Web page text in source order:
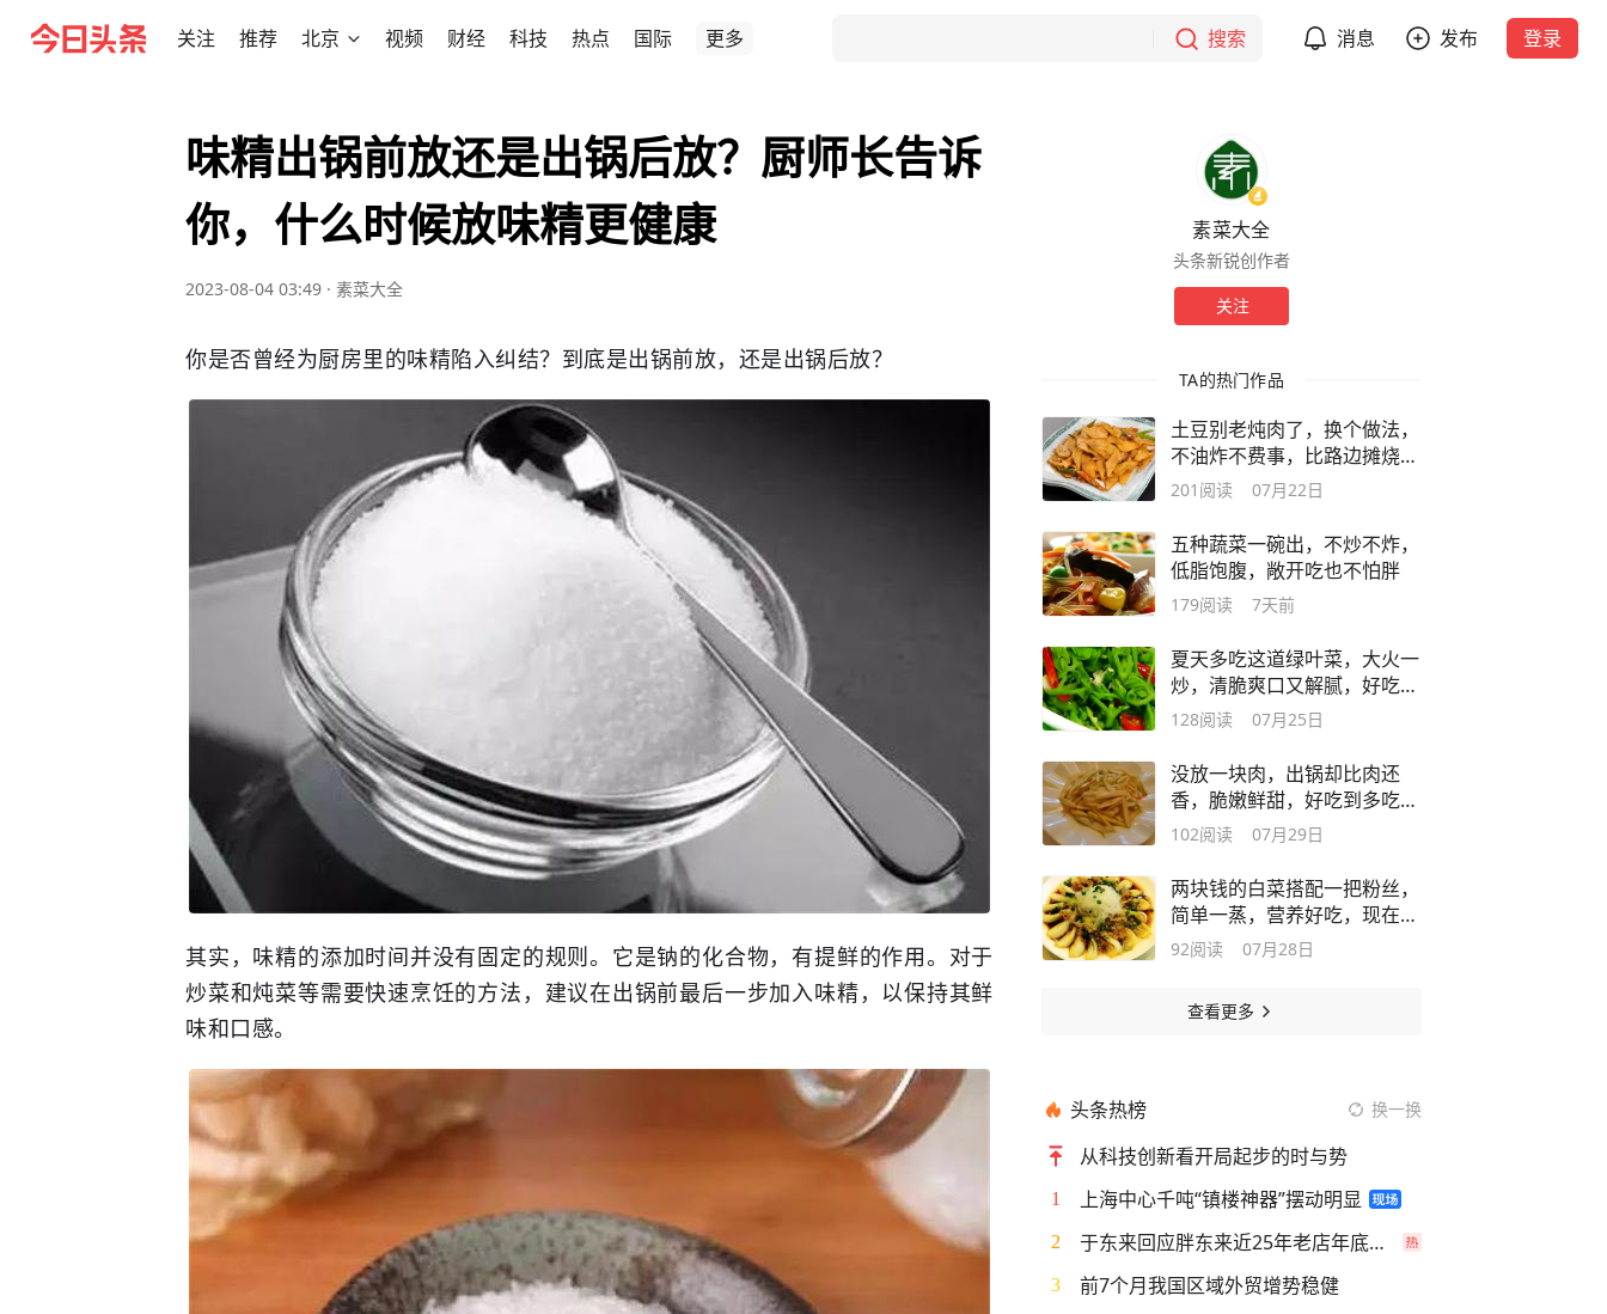
关注 推荐 北京 视频 财经 科技 热点 国际 更多 搜索 消息 发布 登录
味精出锅前放还是出锅后放？厨师长告诉
你，什么时候放味精更健康
2023-08-04 03:49 · 素菜大全
你是否曾经为厨房里的味精陷入纠结？到底是出锅前放，还是出锅后放？
其实，味精的添加时间并没有固定的规则。它是钠的化合物，有提鲜的作用。对于
炒菜和炖菜等需要快速烹饪的方法，建议在出锅前最后一步加入味精，以保持其鲜
味和口感。
素菜大全
头条新锐创作者
关注
TA的热门作品
土豆别老炖肉了，换个做法，
不油炸不费事，比路边摊烧烤
还解馋
201 阅读 07月22日
五种蔬菜一碗出，不炒不炸，
低脂饱腹，敞开吃也不怕胖
179阅读 7天前
夏天多吃这道绿叶菜，大火一
炒，清脆爽口又解腻，好吃不
费事
128阅读 07月25日
没放一块肉，出锅却比肉还
香，脆嫩鲜甜，好吃到多吃两
碗饭
102阅读 07月29日
两块钱的白菜搭配一把粉丝，
简单一蒸，营养好吃，现在吃
正当时
92阅读 07月28日
查看更多
头条热榜 换一换
从科技创新看开局起步的时与势
1 上海中心千吨“镇楼神器”摆动明显
2 于东来回应胖东来近25年老店年底关闭
3 前7个月我国区域外贸增势稳健